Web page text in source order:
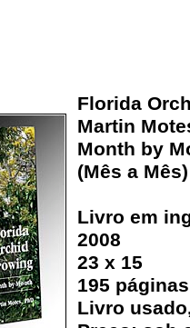
Florida
Martin
Month by
(Mês a Mês)
Livro em
2008
23 x 15
195
Livro